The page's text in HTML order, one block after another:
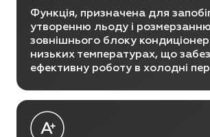
Функція, призначена для
утворенню льоду і розмерзанню
зовнішнього блоку
низьких температурах, що
ефективну роботу в холодні